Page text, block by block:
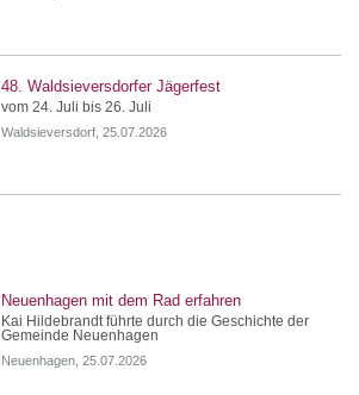
48. Waldsieversdorfer Jägerfest
vom 24. Juli bis 26. Juli
Waldsieversdorf, 25.07.2026
Neuenhagen mit dem Rad erfahren
Kai Hildebrandt führte durch die Geschichte der
Gemeinde Neuenhagen
Neuenhagen, 25.07.2026